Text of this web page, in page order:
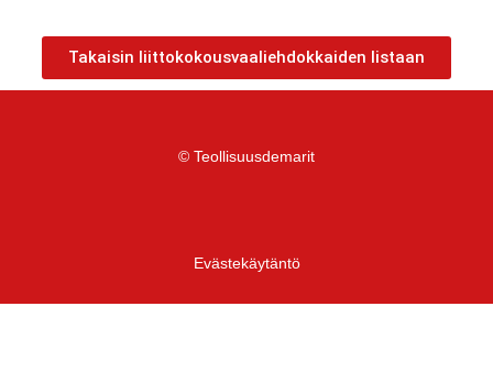
Takaisin liittokokousvaaliehdokkaiden listaan
© Teollisuusdemarit
Evästekäytäntö